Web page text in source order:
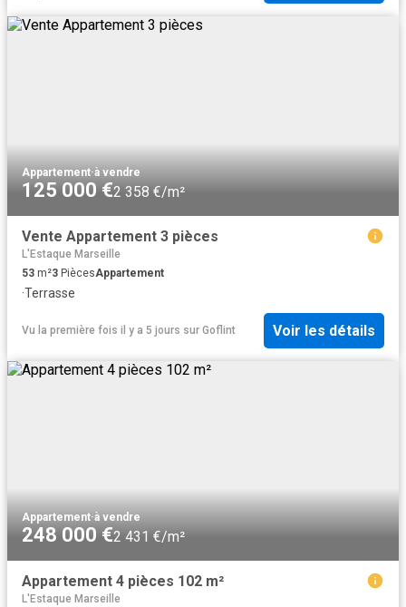
Appartement·à vendre
125 000 €2 358 €/m²
Vente Appartement 3 pièces
L'Estaque Marseille
53 m²3 PiècesAppartement
·Terrasse
Vu la première fois il y a 5 jours sur Goflint Voir les détails
Appartement·à vendre
248 000 €2 431 €/m²
Appartement 4 pièces 102 m²
L'Estaque Marseille